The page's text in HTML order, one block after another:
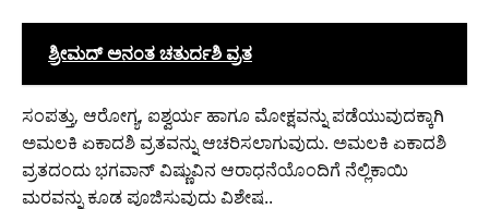
ಶ್ರೀಮದ್ ಅನಂತ ಚತುರ್ದಶಿ ವ್ರತ
ಸಂಪತ್ತು, ಆರೋಗ್ಯ, ಐಶ್ವರ್ಯ ಹಾಗೂ ಮೋಕ್ಷವನ್ನು ಪಡೆಯುವುದಕ್ಕಾಗಿ
ಅಮಲಕಿ ಏಕಾದಶಿ ವ್ರತವನ್ನು ಆಚರಿಸಲಾಗುವುದು. ಅಮಲಕಿ ಏಕಾದಶಿ
ವ್ರತದಂದು ಭಗವಾನ್‌ ವಿಷ್ಣುವಿನ ಆರಾಧನೆಯೊಂದಿಗೆ ನೆಲ್ಲಿಕಾಯಿ
ಮರವನ್ನು ಕೂಡ ಪೂಜಿಸುವುದು ವಿಶೇಷ..